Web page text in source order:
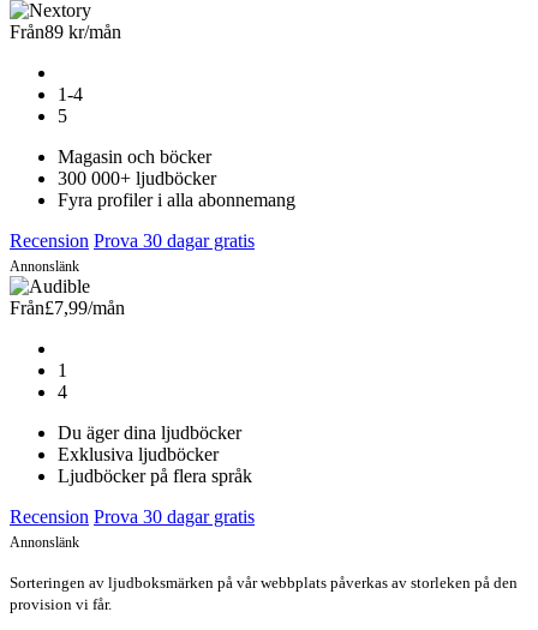
Från89 kr/mån
1-4
5
Magasin och böcker
300 000+ ljudböcker
Fyra profiler i alla abonnemang
Recension Prova 30 dagar gratis
Annonslänk
Från£7,99/mån
1
4
Du äger dina ljudböcker
Exklusiva ljudböcker
Ljudböcker på flera språk
Recension Prova 30 dagar gratis
Annonslänk
Sorteringen av ljudboksmärken på vår webbplats påverkas av storleken på den
provision vi får.